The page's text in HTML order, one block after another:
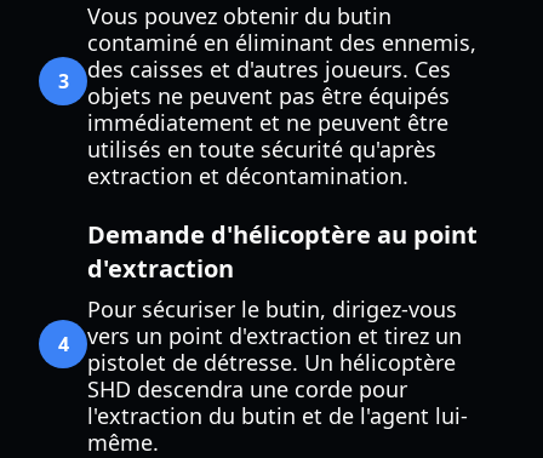
3
Vous pouvez obtenir du butin
contaminé en éliminant des ennemis,
des caisses et d'autres joueurs. Ces
objets ne peuvent pas être équipés
immédiatement et ne peuvent être
utilisés en toute sécurité qu'après
extraction et décontamination.
4
Demande d'hélicoptère au point
d'extraction
Pour sécuriser le butin, dirigez-vous
vers un point d'extraction et tirez un
pistolet de détresse. Un hélicoptère
SHD descendra une corde pour
l'extraction du butin et de l'agent lui-
même.